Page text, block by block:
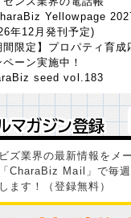
Yellowpage
年12月発刊予定)
間限定】プロパティ育成
ペーン実施中！
seed vol.183
マガジン登録
マガジン登録
ズ業界の最新情報をメ
CharaBiz Mail」で毎
ます！（登録無料）